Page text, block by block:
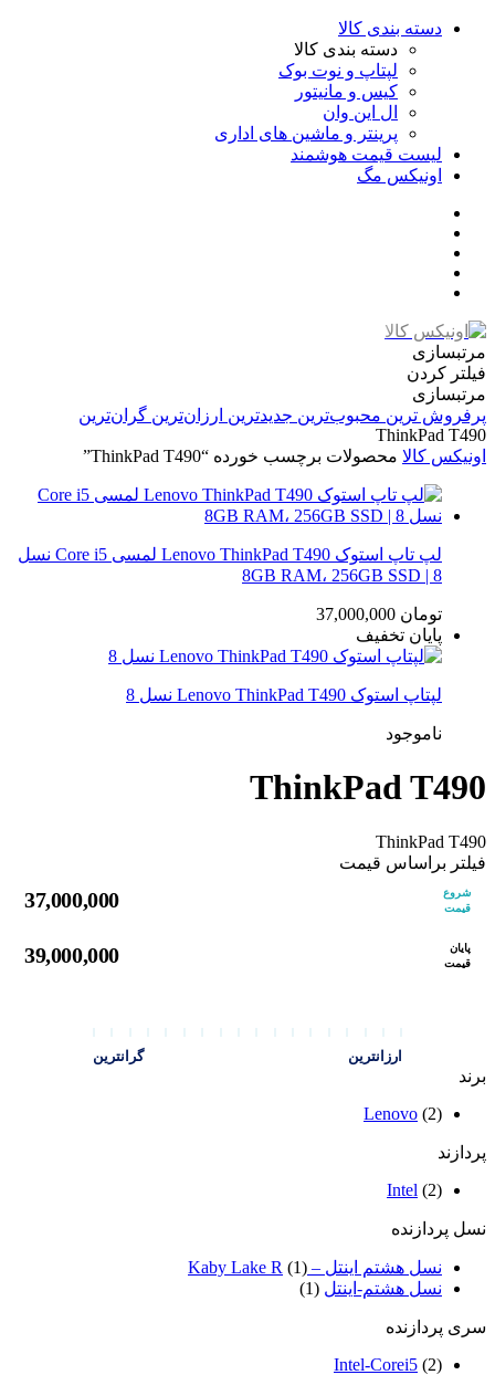
دسته بندی کالا
دسته بندی کالا
لپتاپ و نوت بوک
کیس و مانیتور
ال این وان
پرینتر و ماشین های اداری
لیست قیمت هوشمند
اونیکس مگ
مرتبسازی
فیلتر کردن
مرتبسازی
پرفروش ترین محبوب‌ترین جدیدترین ارزان‌ترین گران‌ترین
ThinkPad T490
اونیکس کالا محصولات برچسب خورده “ThinkPad T490”
لپ تاپ استوک Lenovo ThinkPad T490 لمسی Core i5 نسل
8 | 8GB RAM، 256GB SSD
تومان
پایان تخفیف
لپتاپ استوک Lenovo ThinkPad T490 نسل 8
ناموجود
ThinkPad T490
ThinkPad T490
فیلتر براساس قیمت
شروع
قیمت
37,000,000
پایان
قیمت
39,000,000
ارزانترین گرانترین
برند
Lenovo (2)
پردازند
Intel (2)
نسل پردازنده
نسل هشتم اینتل – Kaby Lake R (1)
نسل هشتم-اینتل (1)
سری پردازنده
Intel-Corei5 (2)